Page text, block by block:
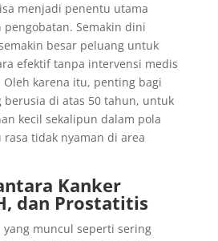
menjadi penentu utama
Semakin dini
besar peluang untuk
efektif tanpa intervensi medis
karena itu, penting bagi
berusia di atas 50 tahun, untuk
kecil sekalipun dalam pola
tidak nyaman di area
Kanker
dan Prostatitis
yang muncul seperti sering